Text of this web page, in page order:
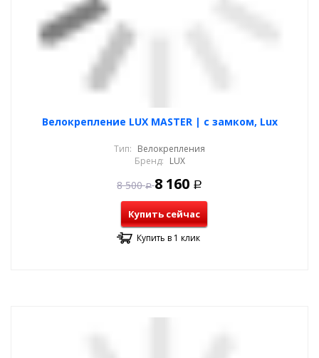
Велокрепление LUX MASTER | с замком, Lux
Тип: Велокрепления
Бренд: LUX
8 500 Р 8 160 Р
Купить сейчас
Купить в 1 клик